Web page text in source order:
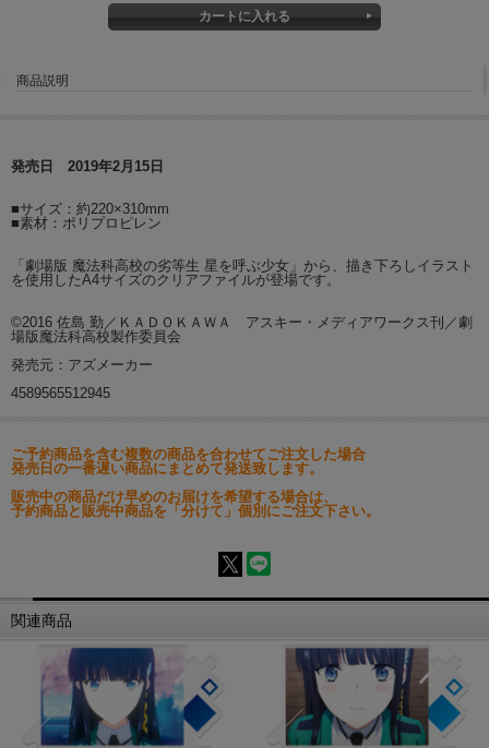
商品説明
発売日 2019年2月15日
■サイズ：約220×310mm
■素材：ポリプロピレン
「劇場版 魔法科高校の劣等生 星を呼ぶ少女」から、描き下ろしイラスト
を使用したA4サイズのクリアファイルが登場です。
©2016 佐島 勤／ＫＡＤＯＫＡＷＡ アスキー・メディアワークス刊／劇
場版魔法科高校製作委員会
発売元：アズメーカー
4589565512945
ご予約商品を含む複数の商品を合わせてご注文した場合
発売日の一番遅い商品にまとめて発送致します。
販売中の商品だけ早めのお届けを希望する場合は、
予約商品と販売中商品を「分けて」個別にご注文下さい。
関連商品